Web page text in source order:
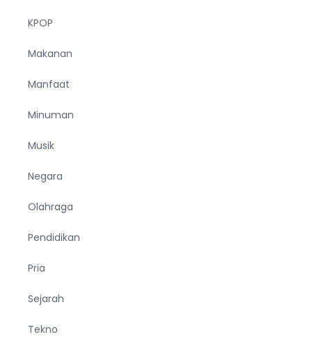
KPOP
Makanan
Manfaat
Minuman
Musik
Negara
Olahraga
Pendidikan
Pria
Sejarah
Tekno